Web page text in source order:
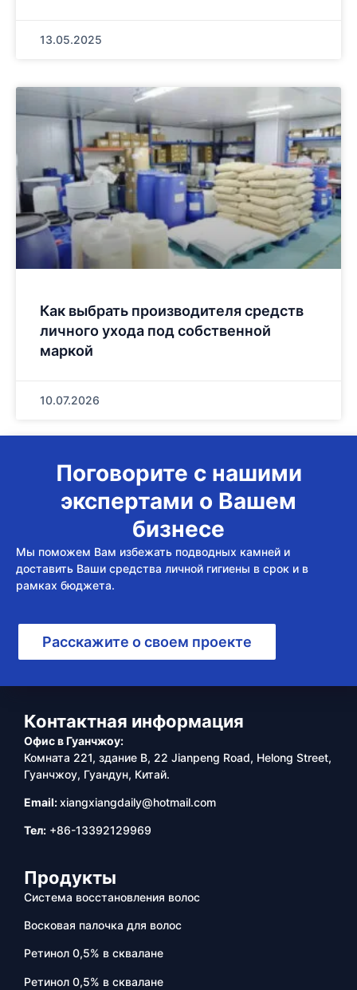
13.05.2025
Как выбрать производителя средств
личного ухода под собственной
маркой
10.07.2026
Поговорите с нашими
экспертами о Вашем
бизнесе
Мы поможем Вам избежать подводных камней и
доставить Ваши средства личной гигиены в срок и в
рамках бюджета.
Расскажите о своем проекте
Контактная информация
Офис в Гуанчжоу:
Комната 221, здание B, 22 Jianpeng Road, Helong Street,
Гуанчжоу, Гуандун, Китай.
Email:xiangxiangdaily@hotmail.com
Тел: +86-13392129969
Продукты
Система восстановления волос
Восковая палочка для волос
Ретинол 0,5% в сквалане
Ретинол 0,5% в сквалане